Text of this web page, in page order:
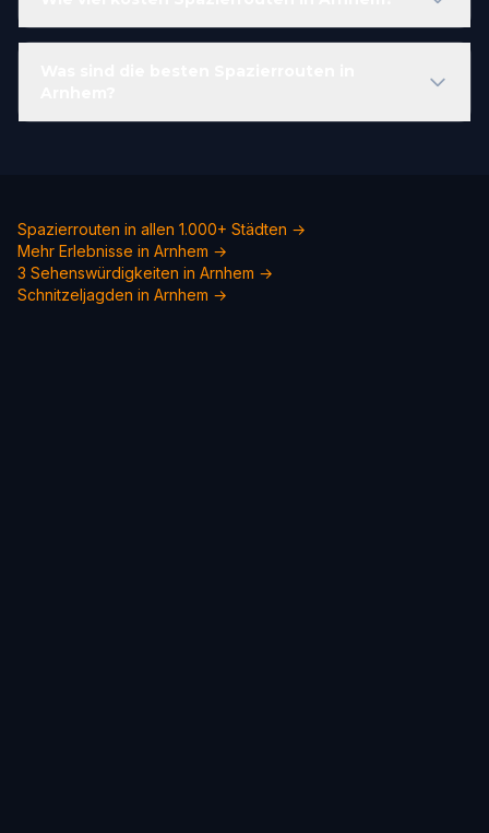
Spazierrouten in allen 1.000+ Städten →
Mehr Erlebnisse in Arnhem →
3 Sehenswürdigkeiten in Arnhem →
Schnitzeljagden in Arnhem →